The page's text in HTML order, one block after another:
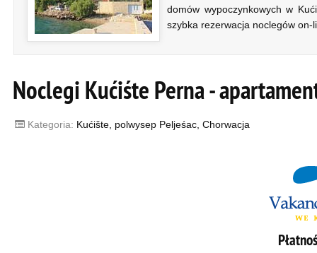
domów wypoczynkowych w
szybka rezerwacja noclegów on-
Noclegi Kućiśte Perna -
Kategoria: Kućište, polwysep Peljeśac, Chorwacja